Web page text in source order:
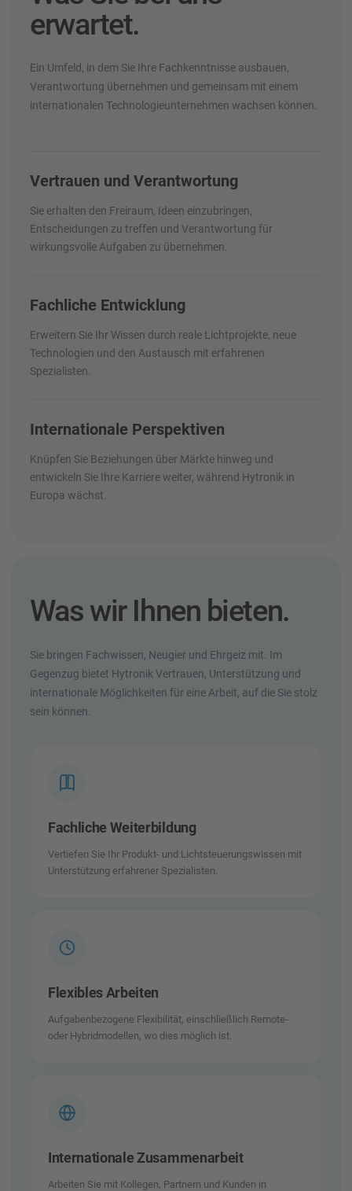
erwartet.
Ein Umfeld, in dem Sie Ihre Fachkenntnisse ausbauen,
Verantwortung übernehmen und gemeinsam mit einem
internationalen Technologieunternehmen wachsen können.
Vertrauen und Verantwortung
Sie erhalten den Freiraum, Ideen einzubringen,
Entscheidungen zu treffen und Verantwortung für
wirkungsvolle Aufgaben zu übernehmen.
Fachliche Entwicklung
Erweitern Sie Ihr Wissen durch reale Lichtprojekte, neue
Technologien und den Austausch mit erfahrenen
Spezialisten.
Internationale Perspektiven
Knüpfen Sie Beziehungen über Märkte hinweg und
entwickeln Sie Ihre Karriere weiter, während Hytronik in
Europa wächst.
Was wir Ihnen bieten.
Sie bringen Fachwissen, Neugier und Ehrgeiz mit. Im
Gegenzug bietet Hytronik Vertrauen, Unterstützung und
internationale Möglichkeiten für eine Arbeit, auf die Sie stolz
sein können.
Fachliche Weiterbildung
Vertiefen Sie Ihr Produkt- und Lichtsteuerungswissen mit
Unterstützung erfahrener Spezialisten.
Flexibles Arbeiten
Aufgabenbezogene Flexibilität, einschließlich Remote-
oder Hybridmodellen, wo dies möglich ist.
Internationale Zusammenarbeit
Arbeiten Sie mit Kollegen, Partnern und Kunden in